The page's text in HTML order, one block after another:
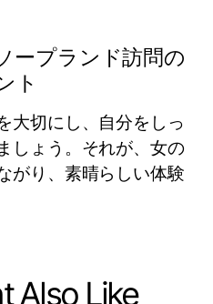
ープランド訪問の
ト
大切にし、自分をしっ
しょう。それが、女の
がり、素晴らしい体験
Also Like